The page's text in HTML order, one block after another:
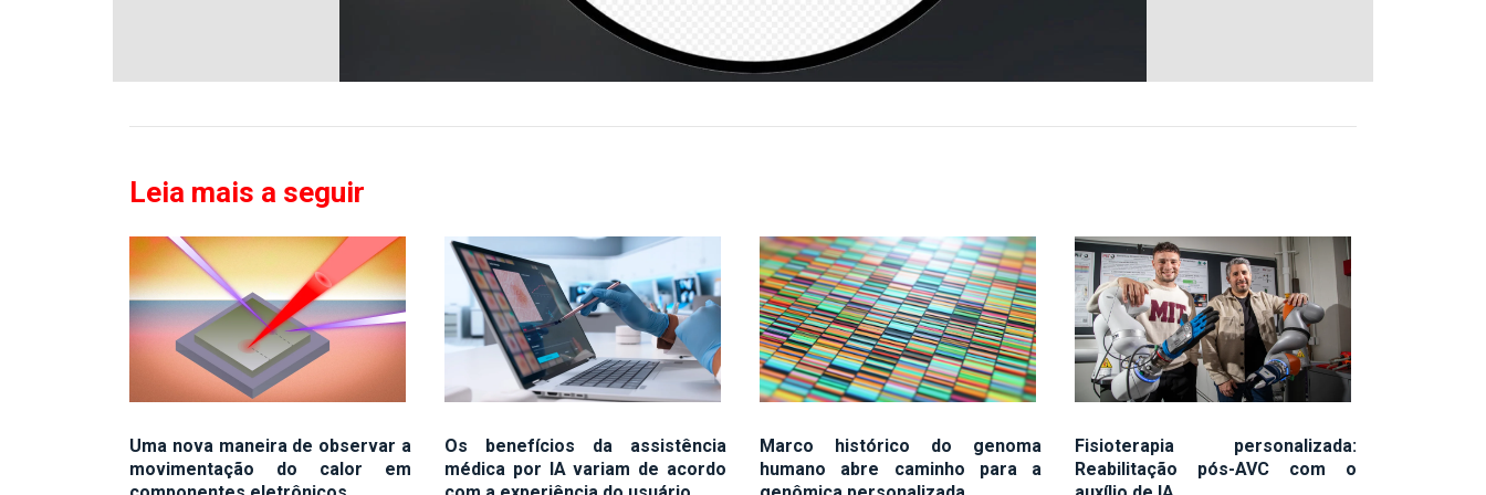
Leia mais a seguir
Uma nova maneira de observar a
movimentação do calor em
Os benefícios da assistência
médica por IA variam de acordo
Marco histórico do genoma
humano abre caminho para a
Fisioterapia personalizada:
Reabilitação pós-AVC com o